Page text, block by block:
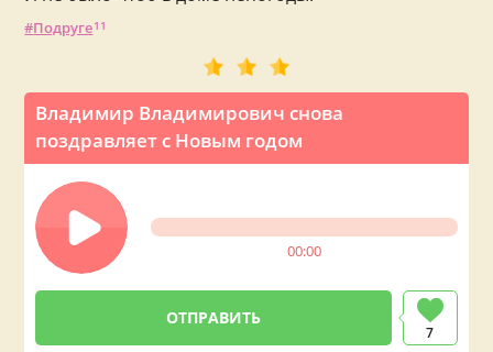
Владимир Владимирович снова
поздравляет с Новым годом
00:00
7
Подруге11